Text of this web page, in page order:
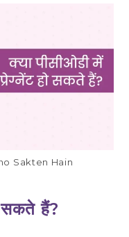
Sakten Hain
सकते हैं?